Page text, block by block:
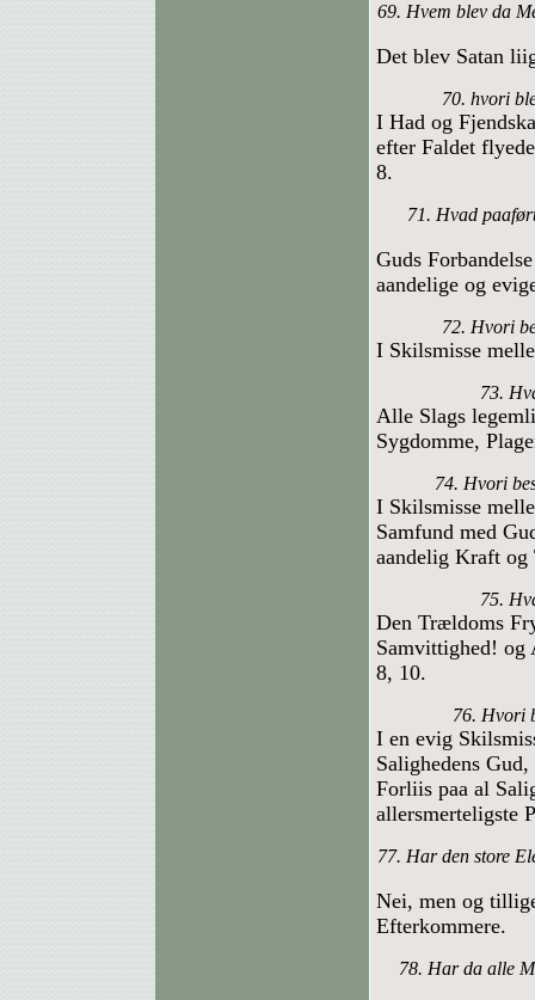
69. Hvem blev da
Det blev Satan
70. hvori
I Had og
efter Faldet
8.
71. Hvad
Guds
aandelige og
72. Hvori
I Skilsmisse
73.
Alle Slags
Sygdomme,
74. Hvori
I Skilsmisse
Samfund med
aandelig Kraft og
75.
Den Trældoms
Samvittighed!
8, 10.
76. Hvori
I en evig
Salighedens
Forliis paa al
allersmerteligste
77. Har den store
Nei, men og
Efterkommere.
78. Har da alle